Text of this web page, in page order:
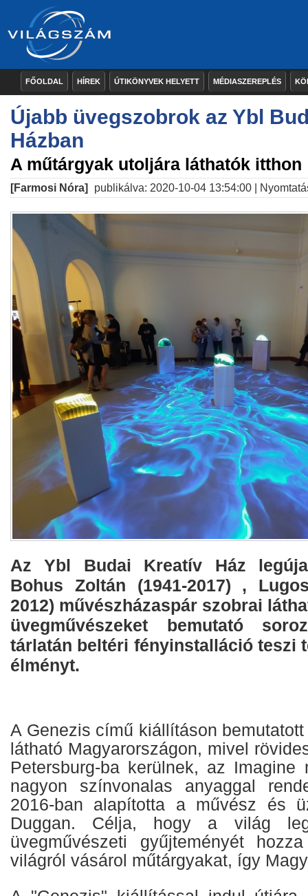
FŐOLDAL HÍREK ÚTIKÖNYVEK HELYETT MÉDIASZEREPLÉS
Újabb üvegszobrok az Ybl
Házban
A műtárgyak utoljára láthatók itthon
[Farmosi Nóra] publikálva: 2020-10-04 13:54:00 |
Az Ybl Budai Kreatív Ház
Bohus Zoltán (1941-2017) ,
2012) művészházaspár szobrai
üvegművészeket bemutató
tárlatán beltéri fényinstalláció teszi
élményt.
A Genezis című kiállításon
látható Magyarországon, mivel
Petersburg-ba kerülnek, az Imagine
nagyon színvonalas anyaggal
2016-ban alapította a művész és
Duggan. Célja, hogy a világ
üvegművészeti gyűjteményét
világról vásárol műtárgyakat, így